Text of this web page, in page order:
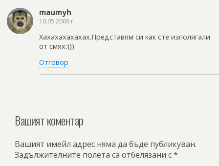
maumyh
10.05.2008 г.
Хахахахахахах.Представям си как сте изполягали
от смях:)))
Отговор
Вашият коментар
Вашият имейл адрес няма да бъде публикуван.
Задължителните полета са отбелязани с*